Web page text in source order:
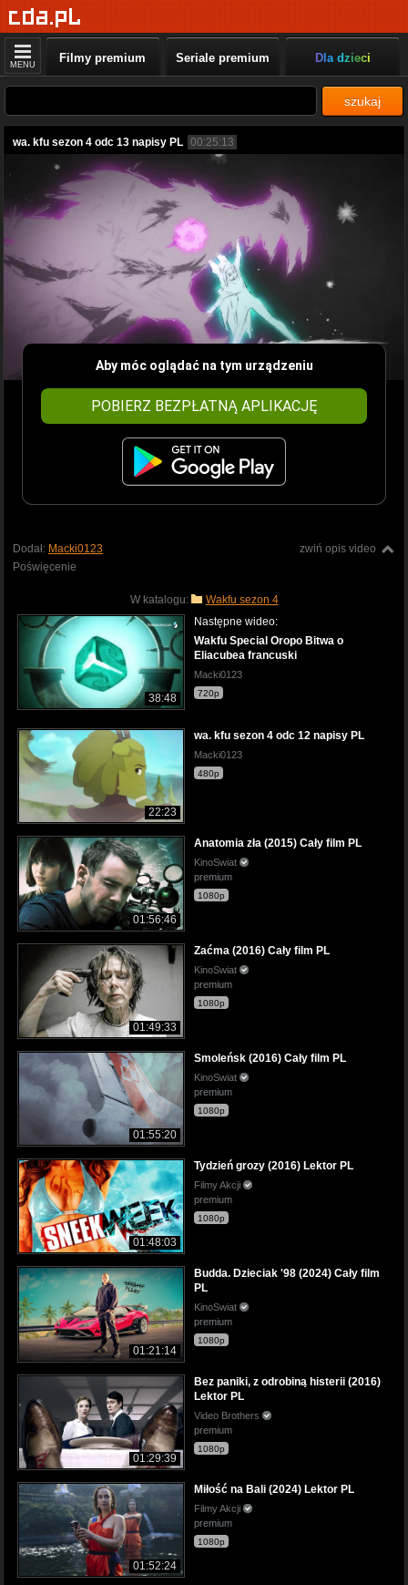
MENU Filmy premium Seriale premium Dla dzieci
szukaj
wa. kfu sezon 4 odc 13 napisy PL 00:25:13
Aby móc oglądać na tym urządzeniu
POBIERZ BEZPŁATNĄ APLIKACJĘ
zwiń opis video
Dodał: Macki0123
Poświęcenie
W katalogu: Wakfu sezon 4
38:48
Następne wideo:
Wakfu Special Oropo Bitwa o
Eliacubea francuski
Macki0123
720p
22:23
wa. kfu sezon 4 odc 12 napisy PL
Macki0123
480p
01:56:46
Anatomia zła (2015) Cały film PL
KinoSwiat
premium
1080p
01:49:33
Zaćma (2016) Cały film PL
KinoSwiat
premium
1080p
01:55:20
Smoleńsk (2016) Cały film PL
KinoSwiat
premium
1080p
01:48:03
Tydzień grozy (2016) Lektor PL
Filmy Akcji
premium
1080p
01:21:14
Budda. Dzieciak '98 (2024) Cały film
PL
KinoSwiat
premium
1080p
01:29:39
Bez paniki, z odrobiną histerii (2016)
Lektor PL
Video Brothers
premium
1080p
01:52:24
Miłość na Bali (2024) Lektor PL
Filmy Akcji
premium
1080p